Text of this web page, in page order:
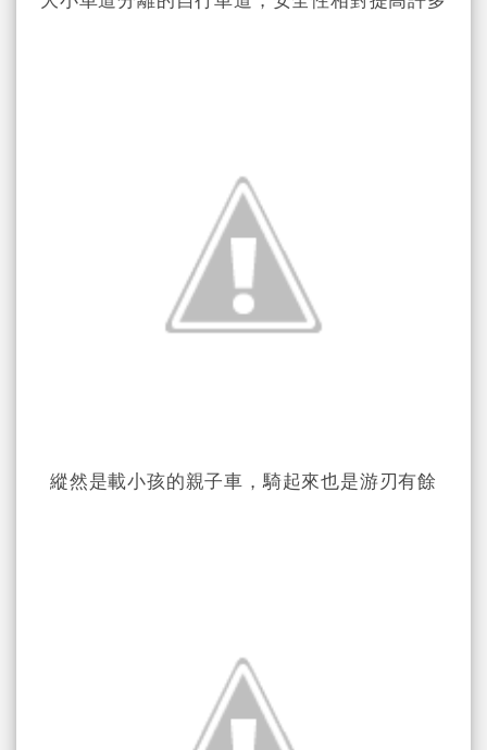
縱然是載小孩的親子車，騎起來也是游刃有餘